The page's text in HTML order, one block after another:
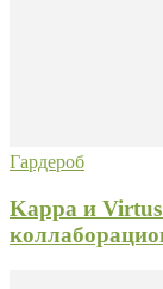
Гардероб
Kappa и